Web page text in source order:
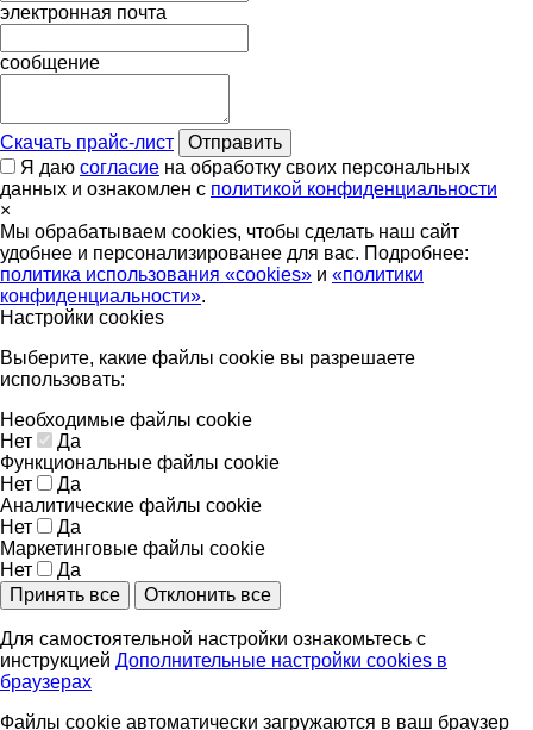
электронная почта
сообщение
Скачать прайс-лист
Отправить
Я даю согласие на обработку своих персональных
данных и ознакомлен с политикой конфиденциальности
×
Мы обрабатываем cookies, чтобы сделать наш сайт
удобнее и персонализированее для вас. Подробнее:
политика использования «cookies» и «политики
конфиденциальности».
Настройки cookies
Выберите, какие файлы cookie вы разрешаете
использовать:
Необходимые файлы cookie
Нет
Да
Функциональные файлы cookie
Нет
Да
Аналитические файлы cookie
Нет
Да
Маркетинговые файлы cookie
Нет
Да
Принять все
Отклонить все
Для самостоятельной настройки ознакомьтесь с
инструкцией Дополнительные настройки cookies в
браузерах
Файлы cookie автоматически загружаются в ваш браузер